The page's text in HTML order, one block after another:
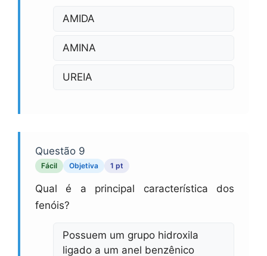
AMIDA
AMINA
UREIA
Questão 9
Fácil Objetiva 1 pt
Qual é a principal característica dos
fenóis?
Possuem um grupo hidroxila
ligado a um anel benzênico